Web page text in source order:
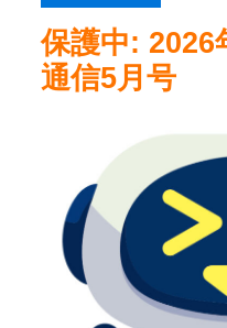
保護中: 2026
通信5月号